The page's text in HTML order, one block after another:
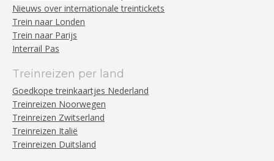
Nieuws over internationale treintickets
Trein naar Londen
Trein naar Parijs
Interrail Pas
Treinreizen per land
Goedkope treinkaartjes Nederland
Treinreizen Noorwegen
Treinreizen Zwitserland
Treinreizen Italië
Treinreizen Duitsland